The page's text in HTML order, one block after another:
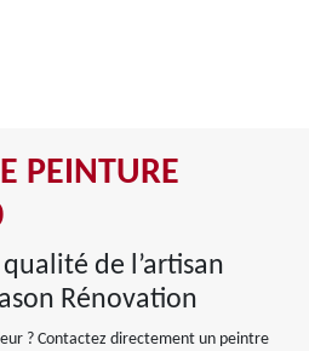
PEINTURE
de l’artisan
Rénovation
? Contactez directement un peintre